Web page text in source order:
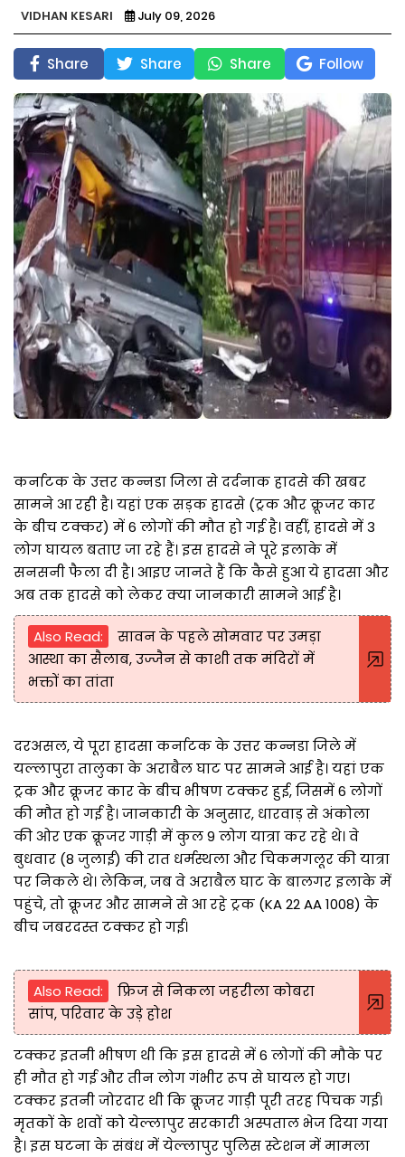
VIDHAN KESARI July 09, 2026
Share Share Share Follow
कर्नाटक के उत्तर कन्नडा जिला से दर्दनाक हादसे की खबर
सामने आ रही है। यहां एक सड़क हादसे (ट्रक और क्रूजर कार
के बीच टक्कर) में 6 लोगों की मौत हो गई है। वहीं, हादसे में 3
लोग घायल बताए जा रहे हैं। इस हादसे ने पूरे इलाके में
सनसनी फैला दी है। आइए जानते हैं कि कैसे हुआ ये हादसा और
अब तक हादसे को लेकर क्या जानकारी सामने आई है।
Also Read:
सावन के पहले सोमवार पर उमड़ा
आस्था का सैलाब, उज्जैन से काशी तक मंदिरों में
भक्तों का तांता
दरअसल, ये पूरा हादसा कर्नाटक के उत्तर कन्नडा जिले में
यल्लापुरा तालुका के अराबैल घाट पर सामने आई है। यहां एक
ट्रक और क्रूजर कार के बीच भीषण टक्कर हुई, जिसमें 6 लोगों
की मौत हो गई है। जानकारी के अनुसार, धारवाड़ से अंकोला
की ओर एक क्रूजर गाड़ी में कुल 9 लोग यात्रा कर रहे थे। वे
बुधवार (8 जुलाई) की रात धर्मस्थला और चिकमगलूर की यात्रा
पर निकले थे। लेकिन, जब वे अराबैल घाट के बालगर इलाके में
पहुंचे, तो क्रूजर और सामने से आ रहे ट्रक (KA 22 AA 1008) के
बीच जबरदस्त टक्कर हो गई।
Also Read:
फ्रिज से निकला जहरीला कोबरा
सांप, परिवार के उड़े होश
टक्कर इतनी भीषण थी कि इस हादसे में 6 लोगों की मौके पर
ही मौत हो गई और तीन लोग गंभीर रूप से घायल हो गए।
टक्कर इतनी जोरदार थी कि क्रूजर गाड़ी पूरी तरह पिचक गई।
मृतकों के शवों को येल्लापुर सरकारी अस्पताल भेज दिया गया
है। इस घटना के संबंध में येल्लापुर पुलिस स्टेशन में मामला